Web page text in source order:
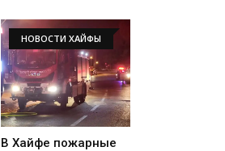
НОВОСТИ ХАЙФЫ
В Хайфе пожарные